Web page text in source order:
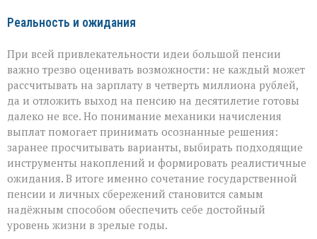
Реальность и ожидания
При всей привлекательности идеи большой пенсии
важно трезво оценивать возможности: не каждый может
рассчитывать на зарплату в четверть миллиона рублей,
да и отложить выход на пенсию на десятилетие готовы
далеко не все. Но понимание механики начисления
выплат помогает принимать осознанные решения:
заранее просчитывать варианты, выбирать подходящие
инструменты накоплений и формировать реалистичные
ожидания. В итоге именно сочетание государственной
пенсии и личных сбережений становится самым
надёжным способом обеспечить себе достойный
уровень жизни в зрелые годы.